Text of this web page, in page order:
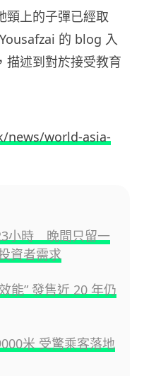
頸上的子彈已經取
的 blog 入
描述到對於接受教育
news/world-asia-
小時 晚間只留一
資者需求
能” 發售近 20 年仍
米 受驚乘客落地